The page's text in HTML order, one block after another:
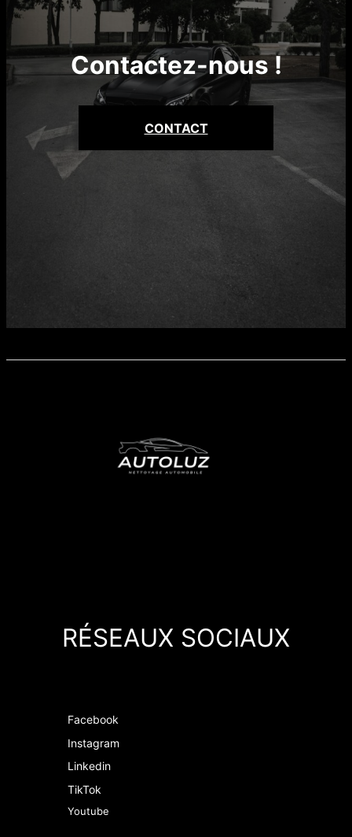
Contactez-nous !
CONTACT
RÉSEAUX SOCIAUX
Facebook
Instagram
Linkedin
TikTok
Youtube